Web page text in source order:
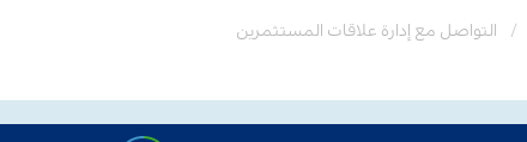
التواصل مع إدارة علاقات المستثمرين